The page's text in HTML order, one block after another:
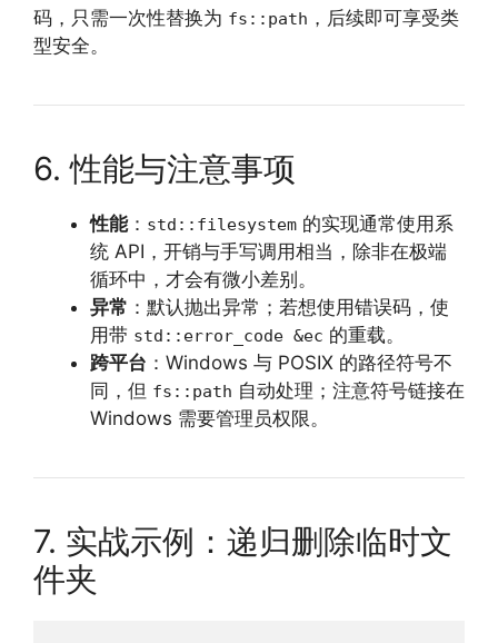
码，只需一次性替换为 fs::path ，后续即可享受类
型安全。
6. 性能与注意事项
性能： std::filesystem 的实现通常使用系
统 API，开销与手写调用相当，除非在极端
循环中，才会有微小差别。
异常 ：默认抛出异常；若想使用错误码，使
用带 std::error_code &ec 的重载。
跨平台 ：Windows 与 POSIX 的路径符号不
同，但 fs::path 自动处理；注意符号链接在
Windows 需要管理员权限。
7. 实战示例：递归删除临时文
件夹